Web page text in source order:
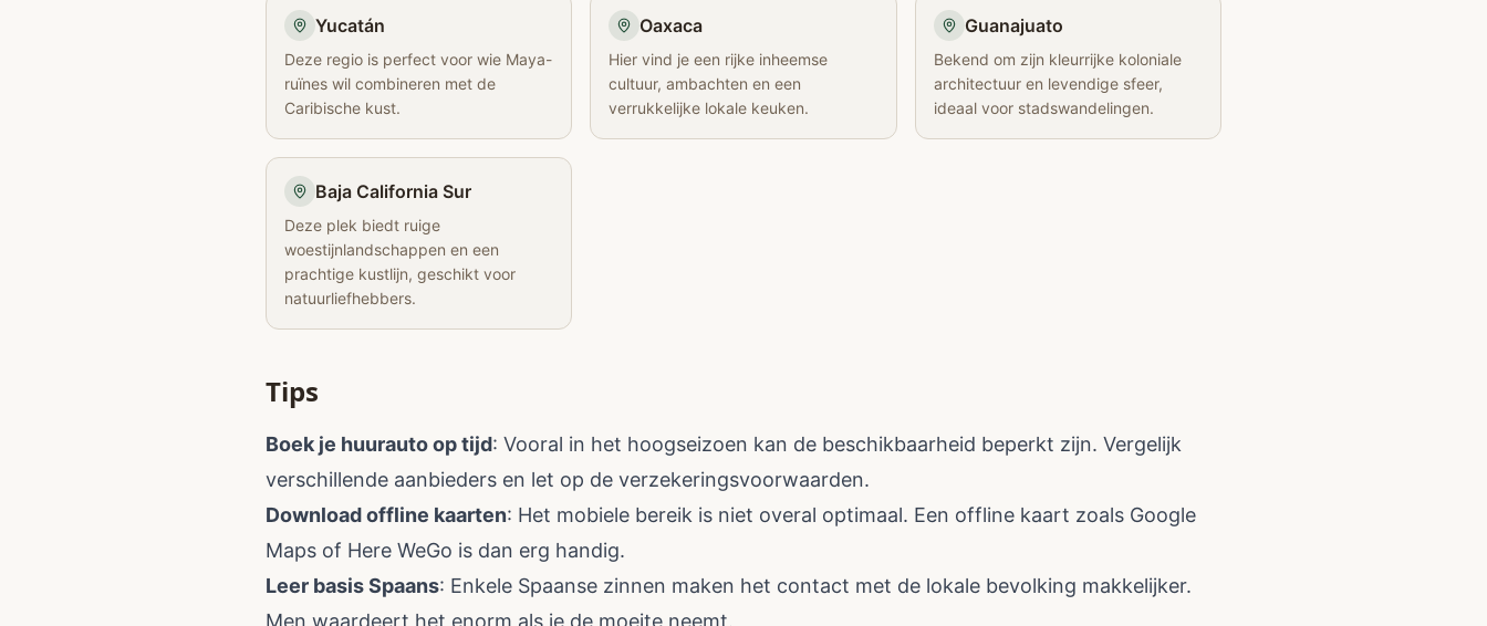
Yucatán
Deze regio is perfect voor wie Maya-
ruïnes wil combineren met de
Caribische kust.
Oaxaca
Hier vind je een rijke inheemse
cultuur, ambachten en een
verrukkelijke lokale keuken.
Guanajuato
Bekend om zijn kleurrijke koloniale
architectuur en levendige sfeer,
ideaal voor stadswandelingen.
Baja California Sur
Deze plek biedt ruige
woestijnlandschappen en een
prachtige kustlijn, geschikt voor
natuurliefhebbers.
Tips
Boek je huurauto op tijd: Vooral in het hoogseizoen kan de beschikbaarheid beperkt zijn. Vergelijk
verschillende aanbieders en let op de verzekeringsvoorwaarden.
Download offline kaarten: Het mobiele bereik is niet overal optimaal. Een offline kaart zoals Google
Maps of Here WeGo is dan erg handig.
Leer basis Spaans: Enkele Spaanse zinnen maken het contact met de lokale bevolking makkelijker.
Men waardeert het enorm als je de moeite neemt.